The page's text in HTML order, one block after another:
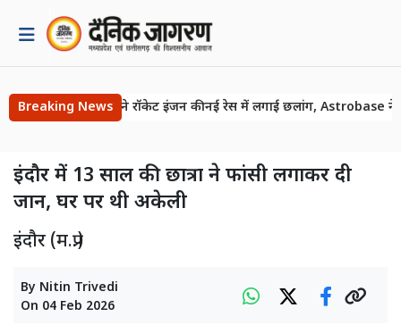
Breaking Newsभारत ने रॉकेट इंजन की नई रेस में लगाई छलांग, Astrobase ने
इंदौर में 13 साल की छात्रा ने फांसी लगाकर दी
जान, घर पर थी अकेली
इंदौर (म.प्र.)
By Nitin Trivedi
On 04 Feb 2026